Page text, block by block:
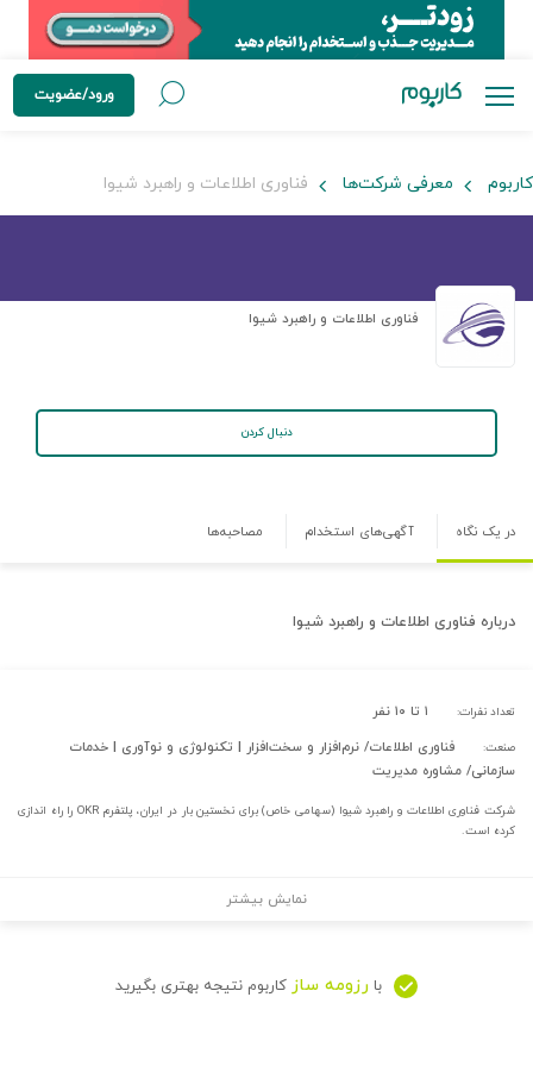
ورود/عضویت
کاربوم معرفی شرکت‌ها فناوری اطلاعات و راهبرد شیوا
فناوری اطلاعات و راهبرد شیوا
دنبال کردن
در یک نگاه آگهی‌های استخدام مصاحبه‌ها
درباره فناوری اطلاعات و راهبرد شیوا
تعداد نفرات: ۱ تا ۱۰ نفر
صنعت:
فناوری اطلاعات/ نرم‌افزار و سخت‌افزار | تکنولوژی و نوآوری | خدمات
سازمانی/ مشاوره مدیریت
شرکت فناوری اطلاعات و راهبرد شیوا (سهامی خاص) برای نخستین بار در ایران، پلتفرم OKR را راه اندازی
کرده است.
نمایش بیشتر
با رزومه ساز کاربوم نتیجه بهتری بگیرید